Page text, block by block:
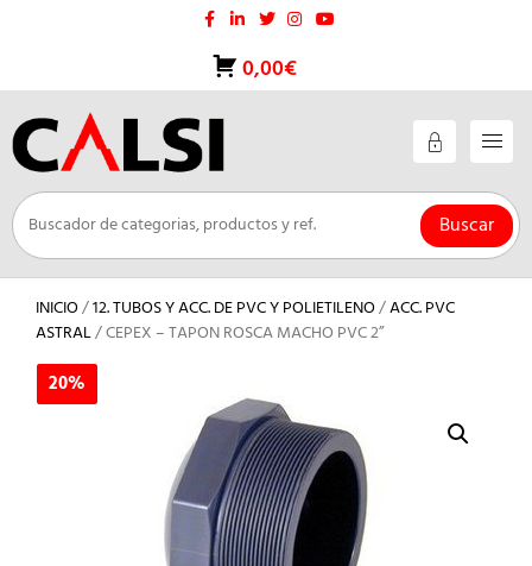
0,00€
Buscar
INICIO/12. TUBOS Y ACC. DE PVC Y POLIETILENO/ACC. PVC
ASTRAL/ CEPEX – TAPON ROSCA MACHO PVC 2”
20%
20%